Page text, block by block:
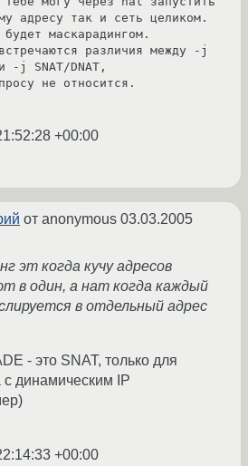
адресу так и сеть целиком.
маскарадингом.
различия между -j
и -j SNAT/DNAT,
+00:00
от anonymous 03.03.2005
эт когда кучу адресов
в один, а нат когда каждый
в отдельный адрес
- это SNAT, только для
динамическим IP
+00:00